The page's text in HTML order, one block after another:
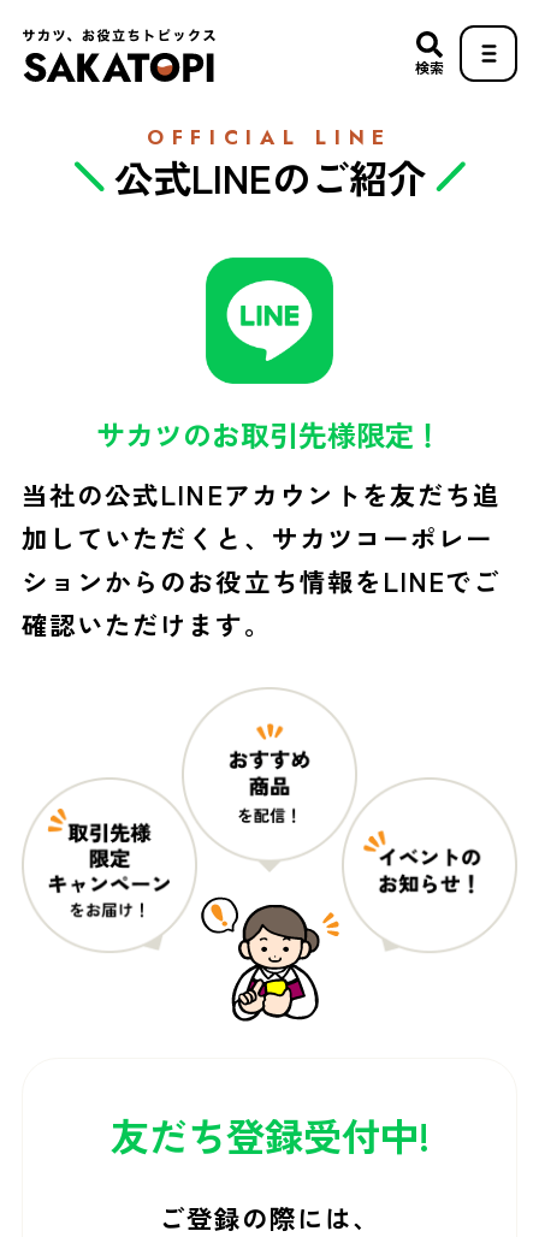
検索
OFFICIAL LINE
公式LINEのご紹介
サカツのお取引先様限定！
当社の公式LINEアカウントを友だち追
加していただくと、 サカツコーポレー
ションからのお役立ち情報をLINEでご
確認いただけます。
友だち登録受付中!
ご登録の際には、